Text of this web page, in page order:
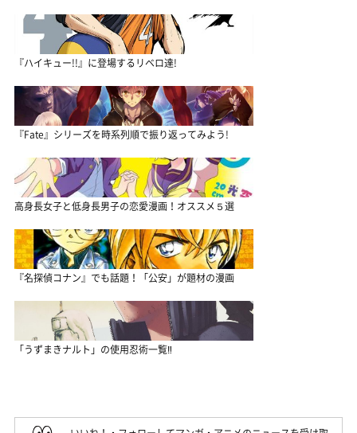
『ハイキュー!!』に登場するリベロ達!
『Fate』シリーズを時系列順で振り返ってみよう!
高身長女子と低身長男子の恋愛漫画！オススメ５選
『名探偵コナン』でも話題！「公安」が題材の漫画
「うずまきナルト」の使用忍術一覧‼